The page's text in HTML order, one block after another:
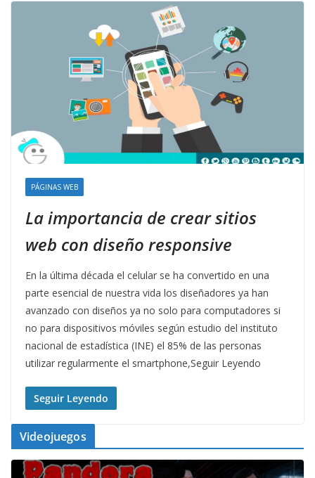
PÁGINAS WEB
La importancia de crear sitios
web con diseño responsive
En la última década el celular se ha convertido en una
parte esencial de nuestra vida los diseñadores ya han
avanzado con diseños ya no solo para computadores si
no para dispositivos móviles según estudio del instituto
nacional de estadística (INE) el 85% de las personas
utilizar regularmente el smartphone,Seguir Leyendo
Seguir Leyendo
Videojuegos